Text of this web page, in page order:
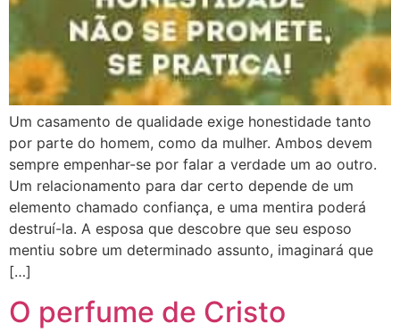
Um casamento de qualidade exige honestidade tanto
por parte do homem, como da mulher. Ambos devem
sempre empenhar-se por falar a verdade um ao outro.
Um relacionamento para dar certo depende de um
elemento chamado confiança, e uma mentira poderá
destruí-la. A esposa que descobre que seu esposo
mentiu sobre um determinado assunto, imaginará que
[…]
O perfume de Cristo